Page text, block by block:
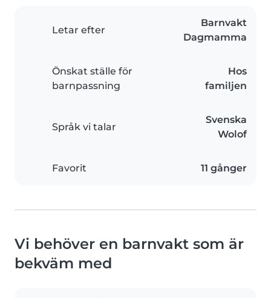
Letar efter
Barnvakt
Dagmamma
Önskat ställe för
barnpassning
Hos
familjen
Språk vi talar
Svenska
Wolof
Favorit 11 gånger
Vi behöver en barnvakt som är
bekväm med